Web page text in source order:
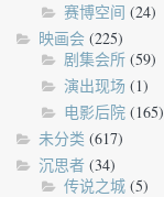
赛博空间 (24)
映画会 (225)
剧集会所 (59)
演出现场 (1)
电影后院 (165)
未分类 (617)
沉思者 (34)
传说之城 (5)